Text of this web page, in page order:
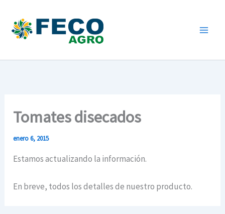
contenido
Tomates disecados
enero 6, 2015
Estamos actualizando la información.
En breve, todos los detalles de nuestro producto.